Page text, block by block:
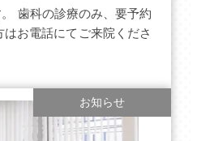
歯科の診療のみ、要予約
お電話にてご来院くださ
お知らせ